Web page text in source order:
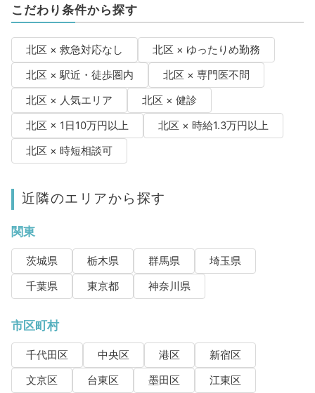
こだわり条件から探す
北区 × 救急対応なし
北区 × ゆったりめ勤務
北区 × 駅近・徒歩圏内
北区 × 専門医不問
北区 × 人気エリア
北区 × 健診
北区 × 1日10万円以上
北区 × 時給1.3万円以上
北区 × 時短相談可
近隣のエリアから探す
関東
茨城県 栃木県 群馬県
埼玉県
千葉県
東京都 神奈川県
市区町村
千代田区 中央区 港区
新宿区
文京区
台東区 墨田区
江東区